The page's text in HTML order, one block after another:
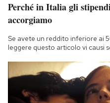
Perché in Italia gli
accorgiamo
Se avete un reddito inferiore ai
leggere questo articolo vi causi